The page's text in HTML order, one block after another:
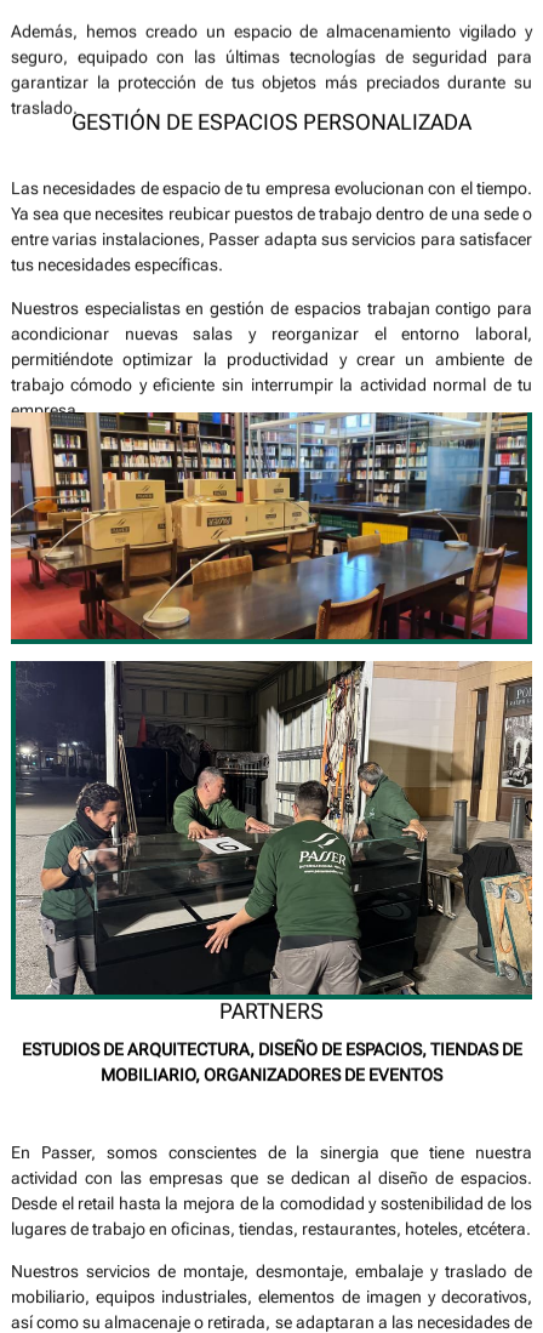
garantizar la protección de tus objetos más preciados durante su
traslado.
GESTIÓN DE ESPACIOS PERSONALIZADA
Ya sea que necesites reubicar puestos de trabajo dentro de una sede o
entre varias instalaciones, Passer adapta sus servicios para satisfacer
tus necesidades específicas.
Nuestros especialistas en gestión de espacios trabajan contigo para
acondicionar nuevas salas y reorganizar el entorno laboral,
permitiéndote optimizar la productividad y crear un ambiente de
trabajo cómodo y eficiente sin interrumpir la actividad normal de tu
empresa.
PARTNERS
ESTUDIOS DE ARQUITECTURA, DISEÑO DE ESPACIOS, TIENDAS DE
MOBILIARIO, ORGANIZADORES DE EVENTOS
actividad con las empresas que se dedican al diseño de espacios.
Desde el retail hasta la mejora de la comodidad y sostenibilidad de los
lugares de trabajo en oficinas, tiendas, restaurantes, hoteles, etcétera.
Nuestros servicios de montaje, desmontaje, embalaje y traslado de
mobiliario, equipos industriales, elementos de imagen y decorativos,
así como su almacenaje o retirada, se adaptaran a las necesidades de
nuestros partners.